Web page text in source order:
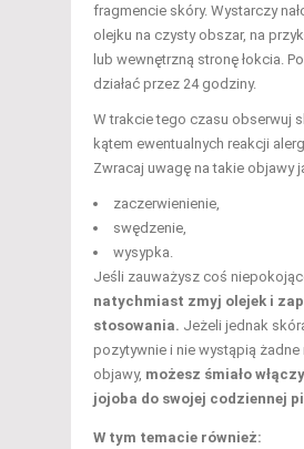
fragmencie skóry. Wystarczy
olejku na czysty obszar, na
lub wewnętrzną stronę łokcia.
działać przez 24 godziny.
W trakcie tego czasu obserwuj
kątem ewentualnych reakcji
Zwracaj uwagę na takie objawy
zaczerwienienie,
swędzenie,
wysypka.
Jeśli zauważysz coś
natychmiast zmyj olejek i
stosowania. Jeżeli jednak
pozytywnie i nie wystąpią żadne
objawy, możesz śmiało
jojoba do swojej codziennej
W tym temacie również: